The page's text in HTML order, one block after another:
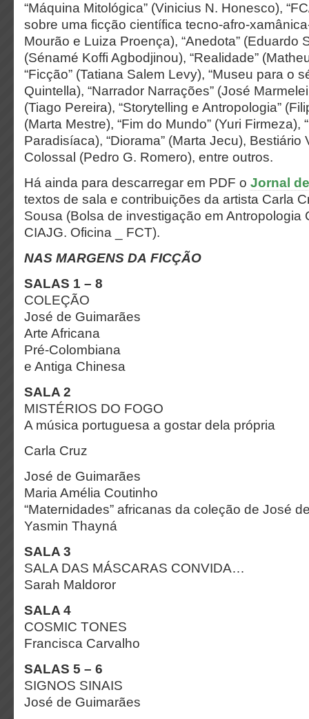
“Máquina Mitológica” (Vinicius N. Honesco),
sobre uma ficção científica tecno-afro-
Mourão e Luiza Proença), “Anedota” (Eduardo
(Sénamé Koffi Agbodjinou), “Realidade”
“Ficção” (Tatiana Salem Levy), “Museu para o
Quintella), “Narrador Narrações” (José
(Tiago Pereira), “Storytelling e Antropologia”
(Marta Mestre), “Fim do Mundo” (Yuri Firmeza),
Paradisíaca), “Diorama” (Marta Jecu), Bestiário
Colossal (Pedro G. Romero), entre outros.
Há ainda para descarregar em PDF o Jornal
textos de sala e contribuições da artista Carla
Sousa (Bolsa de investigação em Antropologia
CIAJG. Oficina _ FCT).
NAS MARGENS DA FICÇÃO
SALAS 1 – 8
COLEÇÃO
José de Guimarães
Arte Africana
Pré-Colombiana
e Antiga Chinesa
SALA 2
MISTÉRIOS DO FOGO
A música portuguesa a gostar dela própria
Carla Cruz
José de Guimarães
Maria Amélia Coutinho
“Maternidades” africanas da coleção de José
Yasmin Thayná
SALA 3
SALA DAS MÁSCARAS CONVIDA…
Sarah Maldoror
SALA 4
COSMIC TONES
Francisca Carvalho
SALAS 5 – 6
SIGNOS SINAIS
José de Guimarães